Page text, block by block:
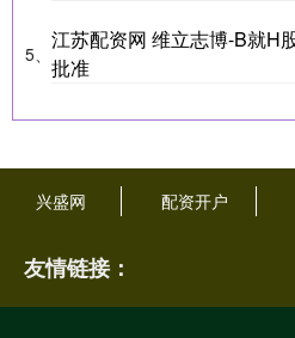
5、
江苏配资网 维立志博-B就H
批准
兴盛网 配资开户
友情链接：